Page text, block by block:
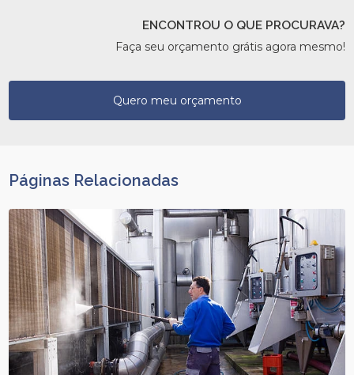
ENCONTROU O QUE PROCURAVA?
Faça seu orçamento grátis agora mesmo!
Quero meu orçamento
Páginas Relacionadas